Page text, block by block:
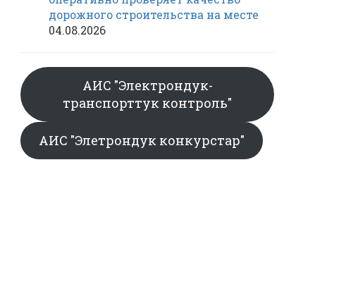
дорожного строительства на месте
04.08.2026
АИС "Электрондук-
транспорттук контроль"
АИС "Элетрондук конкурстар"